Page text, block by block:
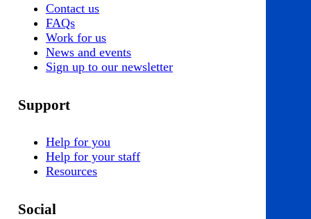
Contact us
FAQs
Work for us
News and events
Sign up to our newsletter
Support
Help for you
Help for your staff
Resources
Social